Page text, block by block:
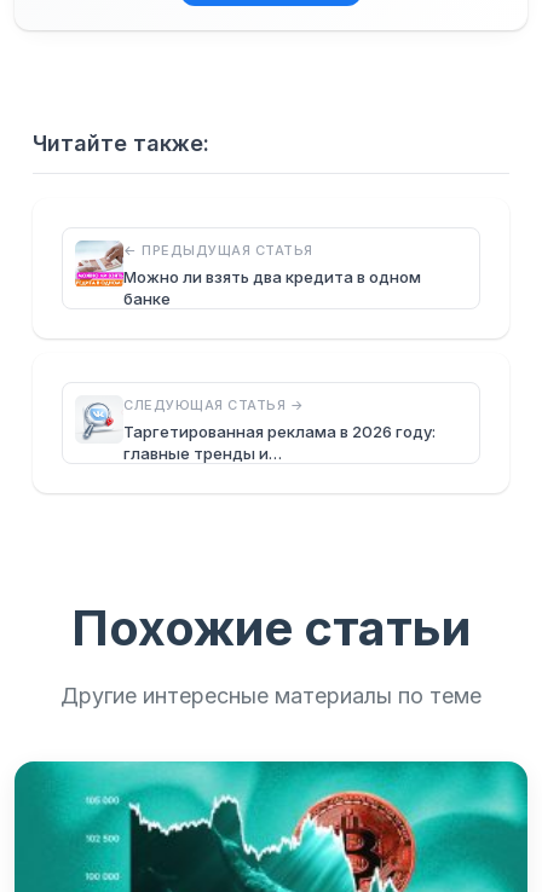
Читайте также:
← ПРЕДЫДУЩАЯ СТАТЬЯ
Можно ли взять два кредита в одном
банке
СЛЕДУЮЩАЯ СТАТЬЯ →
Таргетированная реклама в 2026 году:
главные тренды и…
Похожие статьи
Другие интересные материалы по теме